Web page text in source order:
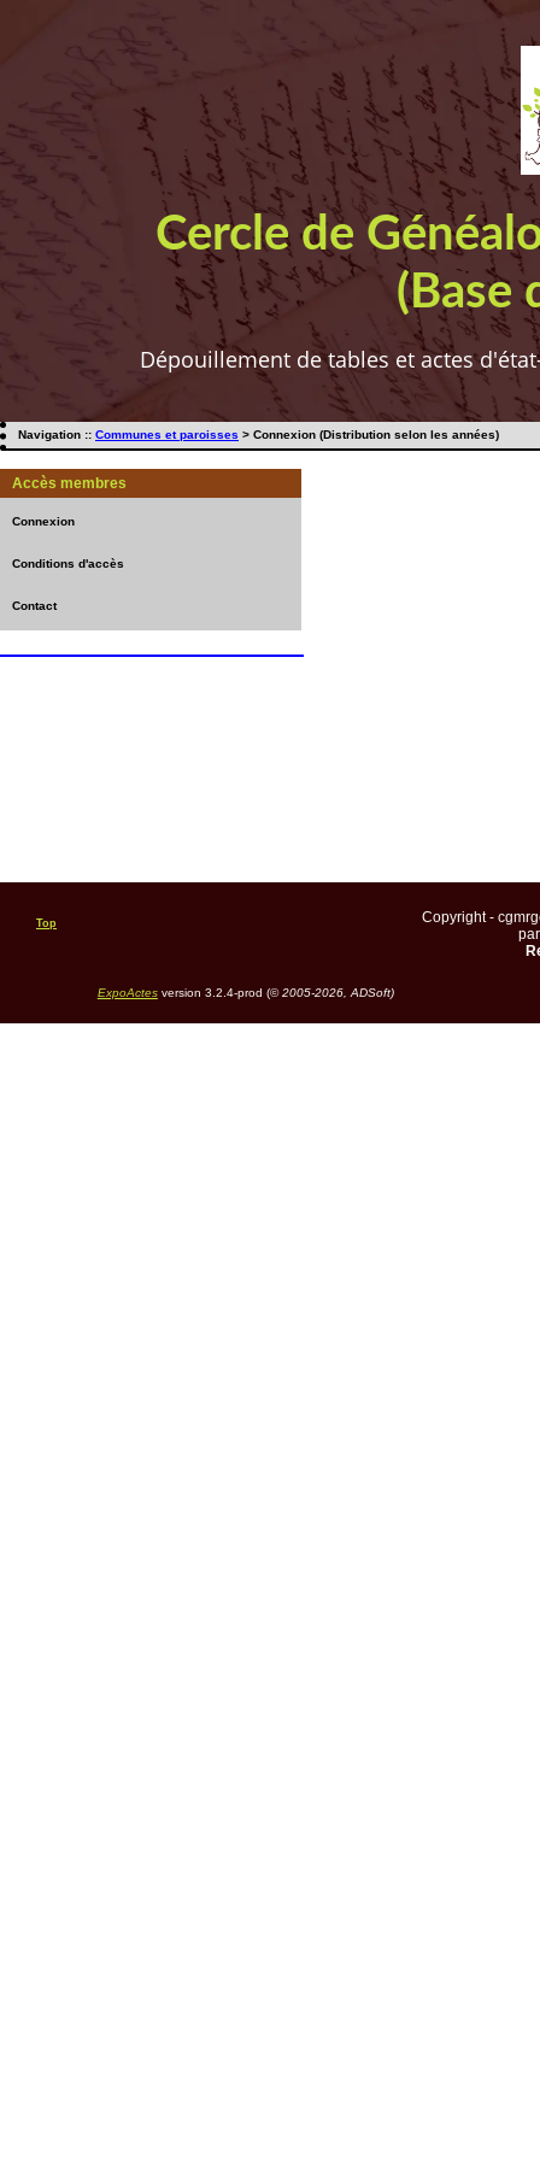
Cercle de
(Base
Dépouillement de tables et actes
Navigation :: Communes et paroisses > Connexion (Distribution selon les années)
Accès membres
Connexion
Conditions d'accès
Contact
Top
Copyright -
ExpoActesversion 3.2.4-prod (©2005-2026, ADSoft)